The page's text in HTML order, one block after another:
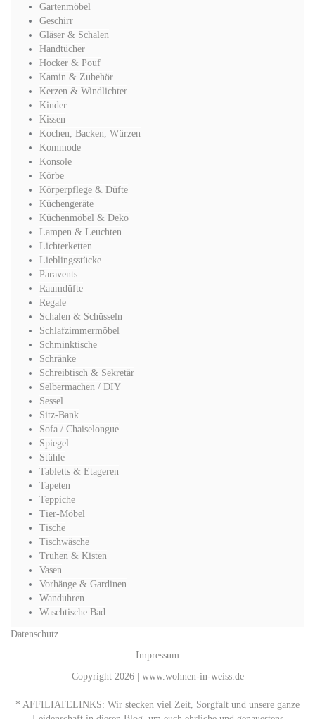
Gartenmöbel
Geschirr
Gläser & Schalen
Handtücher
Hocker & Pouf
Kamin & Zubehör
Kerzen & Windlichter
Kinder
Kissen
Kochen, Backen, Würzen
Kommode
Konsole
Körbe
Körperpflege & Düfte
Küchengeräte
Küchenmöbel & Deko
Lampen & Leuchten
Lichterketten
Lieblingsstücke
Paravents
Raumdüfte
Regale
Schalen & Schüsseln
Schlafzimmermöbel
Schminktische
Schränke
Schreibtisch & Sekretär
Selbermachen / DIY
Sessel
Sitz-Bank
Sofa / Chaiselongue
Spiegel
Stühle
Tabletts & Etageren
Tapeten
Teppiche
Tier-Möbel
Tische
Tischwäsche
Truhen & Kisten
Vasen
Vorhänge & Gardinen
Wanduhren
Waschtische Bad
Datenschutz
Impressum
Copyright 2026 | www.wohnen-in-weiss.de
* AFFILIATELINKS: Wir stecken viel Zeit, Sorgfalt und unsere ganze